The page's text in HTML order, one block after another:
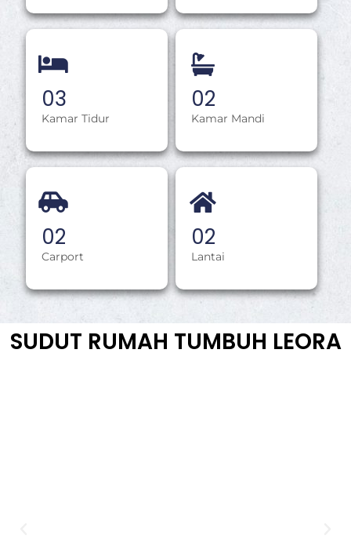
03
Kamar Tidur
02
Kamar Mandi
02
Carport
02
Lantai
SUDUT RUMAH TUMBUH LEORA